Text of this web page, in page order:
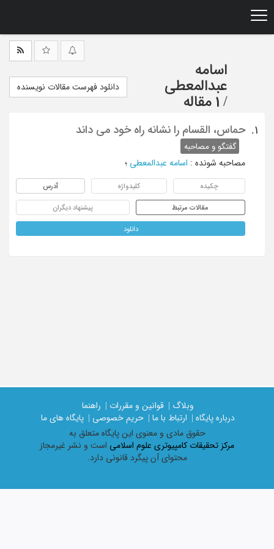
اسامه
عبدالمعطی
/ 1 مقاله
دانلود فهرست مقالات نویسنده
1. حماس، القسام را نشانه راه خود می داند
گفتگو و مصاحبه
مصاحبه شونده : اسامه عبدالمعطی ؛
چکیده کلیدواژه آدرس
مقالات مرتبط پیشنهاد دیگران
دانلود
وبلاگ | قوانین و مقررات |
راهنما
درباره پایگاه |
ارتباط با ما | حریم خصوصی |
پایگاه های ما
حقوق مادی و معنوی اين پايگاه متعلق به
مرکز تحقیقات کامپیوتری علوم اسلامی است و نشر غیرمجاز
محتوای آن پیگرد قانونی دارد.